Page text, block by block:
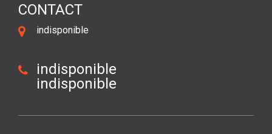
CONTACT
indisponible
indisponible
indisponible